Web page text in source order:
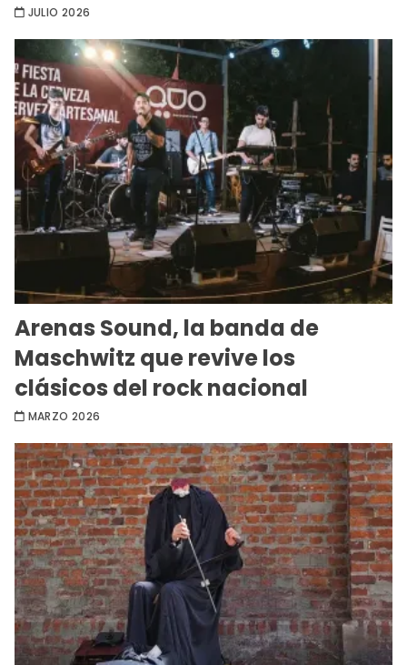
JULIO 2026
Arenas Sound, la banda de
Maschwitz que revive los
clásicos del rock nacional
MARZO 2026